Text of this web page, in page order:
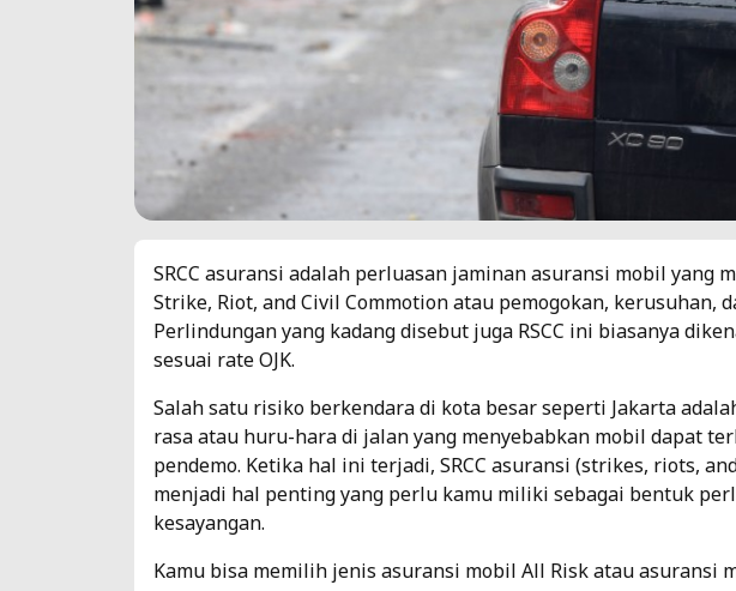
SRCC asuransi adalah perluasan jaminan asuransi mobil yang
Strike, Riot, and Civil Commotion atau pemogokan, kerusuhan,
Perlindungan yang kadang disebut juga RSCC ini biasanya
sesuai rate OJK.
Salah satu risiko berkendara di kota besar seperti Jakarta
rasa atau huru-hara di jalan yang menyebabkan mobil dapat
pendemo. Ketika hal ini terjadi, SRCC asuransi (strikes, riots,
menjadi hal penting yang perlu kamu miliki sebagai bentuk
kesayangan.
Kamu bisa memilih jenis asuransi mobil All Risk atau asuransi